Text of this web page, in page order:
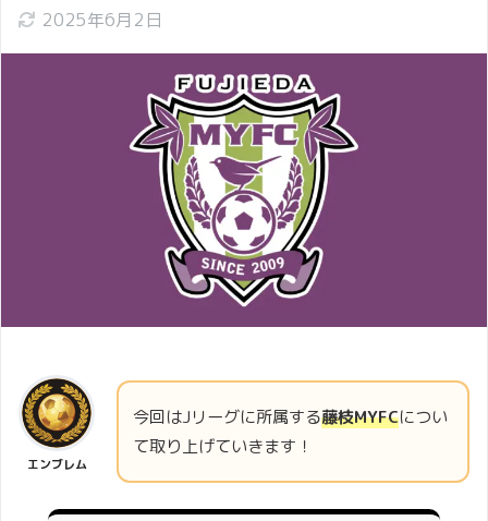
2025年6月2日
エンブレム
今回はJリーグに所属する藤枝MYFCについ
て取り上げていきます！